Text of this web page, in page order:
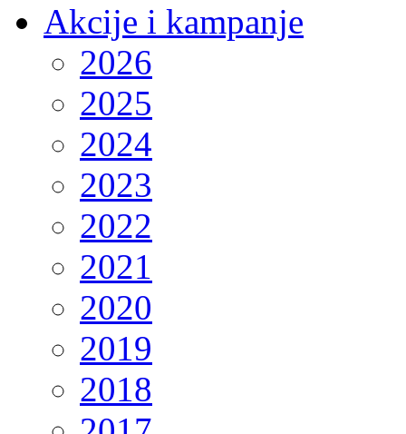
Akcije i kampanje
2026
2025
2024
2023
2022
2021
2020
2019
2018